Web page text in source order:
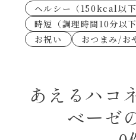
穀物類のレシピ
なんでも南蛮
考えるな、二代目で炒
朝シャン（ごはん派）
朝シャン（パン派）
あえるハコネーゼトマ
あえるハコネーゼ高菜
あえるハコネーゼ明太
ヘルシー（150kcal以下
時短（調理時間10分以下
お祝い
おつまみ/お
あえるハコ
ベーゼ